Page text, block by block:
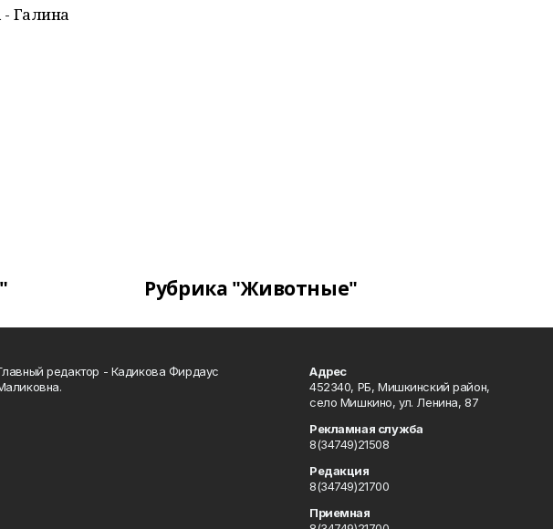
- Галина
Рубрика "Животные"
редактор - Кадикова Фирдаус
Адрес
452340, РБ, Мишкинский район,
село Мишкино, ул. Ленина, 87
Рекламная служба
8(34749)21508
Редакция
8(34749)21700
Приемная